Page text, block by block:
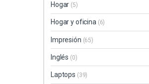
Hogar (5)
Hogar y oficina (6)
Impresión (65)
Inglés (0)
Laptops (39)